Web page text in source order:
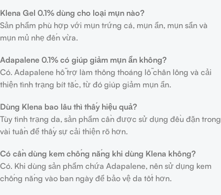
Klena Gel 0.1% dùng cho loại mụn nào?
Sản phẩm phù hợp với mụn trứng cá, mụn ẩn, mụn sẩn và
mụn mủ nhẹ đến vừa.
Adapalene 0.1% có giúp giảm mụn ẩn không?
Có. Adapalene hỗ trợ làm thông thoáng lỗ chân lông và cải
thiện tình trạng bít tắc, từ đó giúp giảm mụn ẩn.
Dùng Klena bao lâu thì thấy hiệu quả?
Tùy tình trạng da, sản phẩm cần được sử dụng đều đặn trong
vài tuần để thấy sự cải thiện rõ hơn.
Có cần dùng kem chống nắng khi dùng Klena không?
Có. Khi dùng sản phẩm chứa Adapalene, nên sử dụng kem
chống nắng vào ban ngày để bảo vệ da tốt hơn.